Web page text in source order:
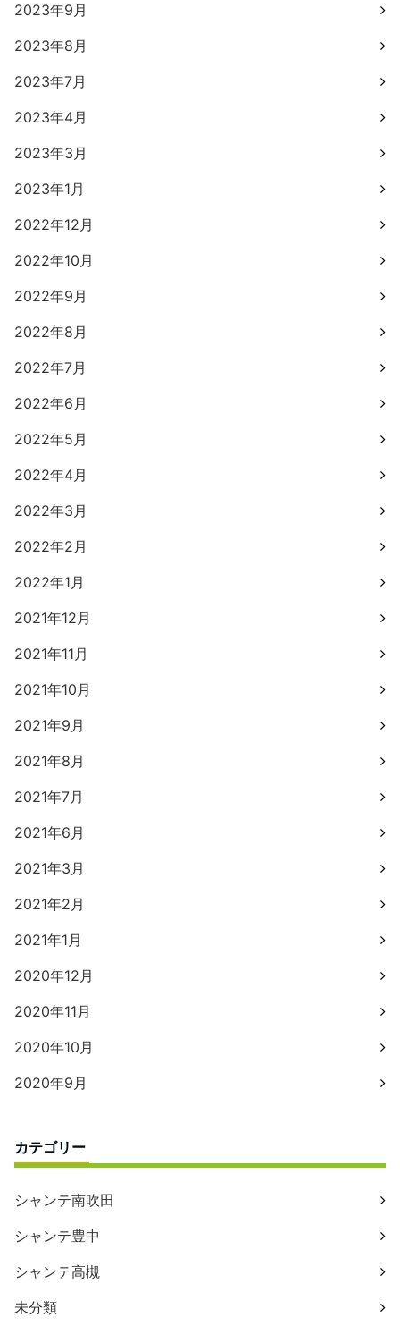
2023年9月
2023年8月
2023年7月
2023年4月
2023年3月
2023年1月
2022年12月
2022年10月
2022年9月
2022年8月
2022年7月
2022年6月
2022年5月
2022年4月
2022年3月
2022年2月
2022年1月
2021年12月
2021年11月
2021年10月
2021年9月
2021年8月
2021年7月
2021年6月
2021年3月
2021年2月
2021年1月
2020年12月
2020年11月
2020年10月
2020年9月
カテゴリー
シャンテ南吹田
シャンテ豊中
シャンテ高槻
未分類